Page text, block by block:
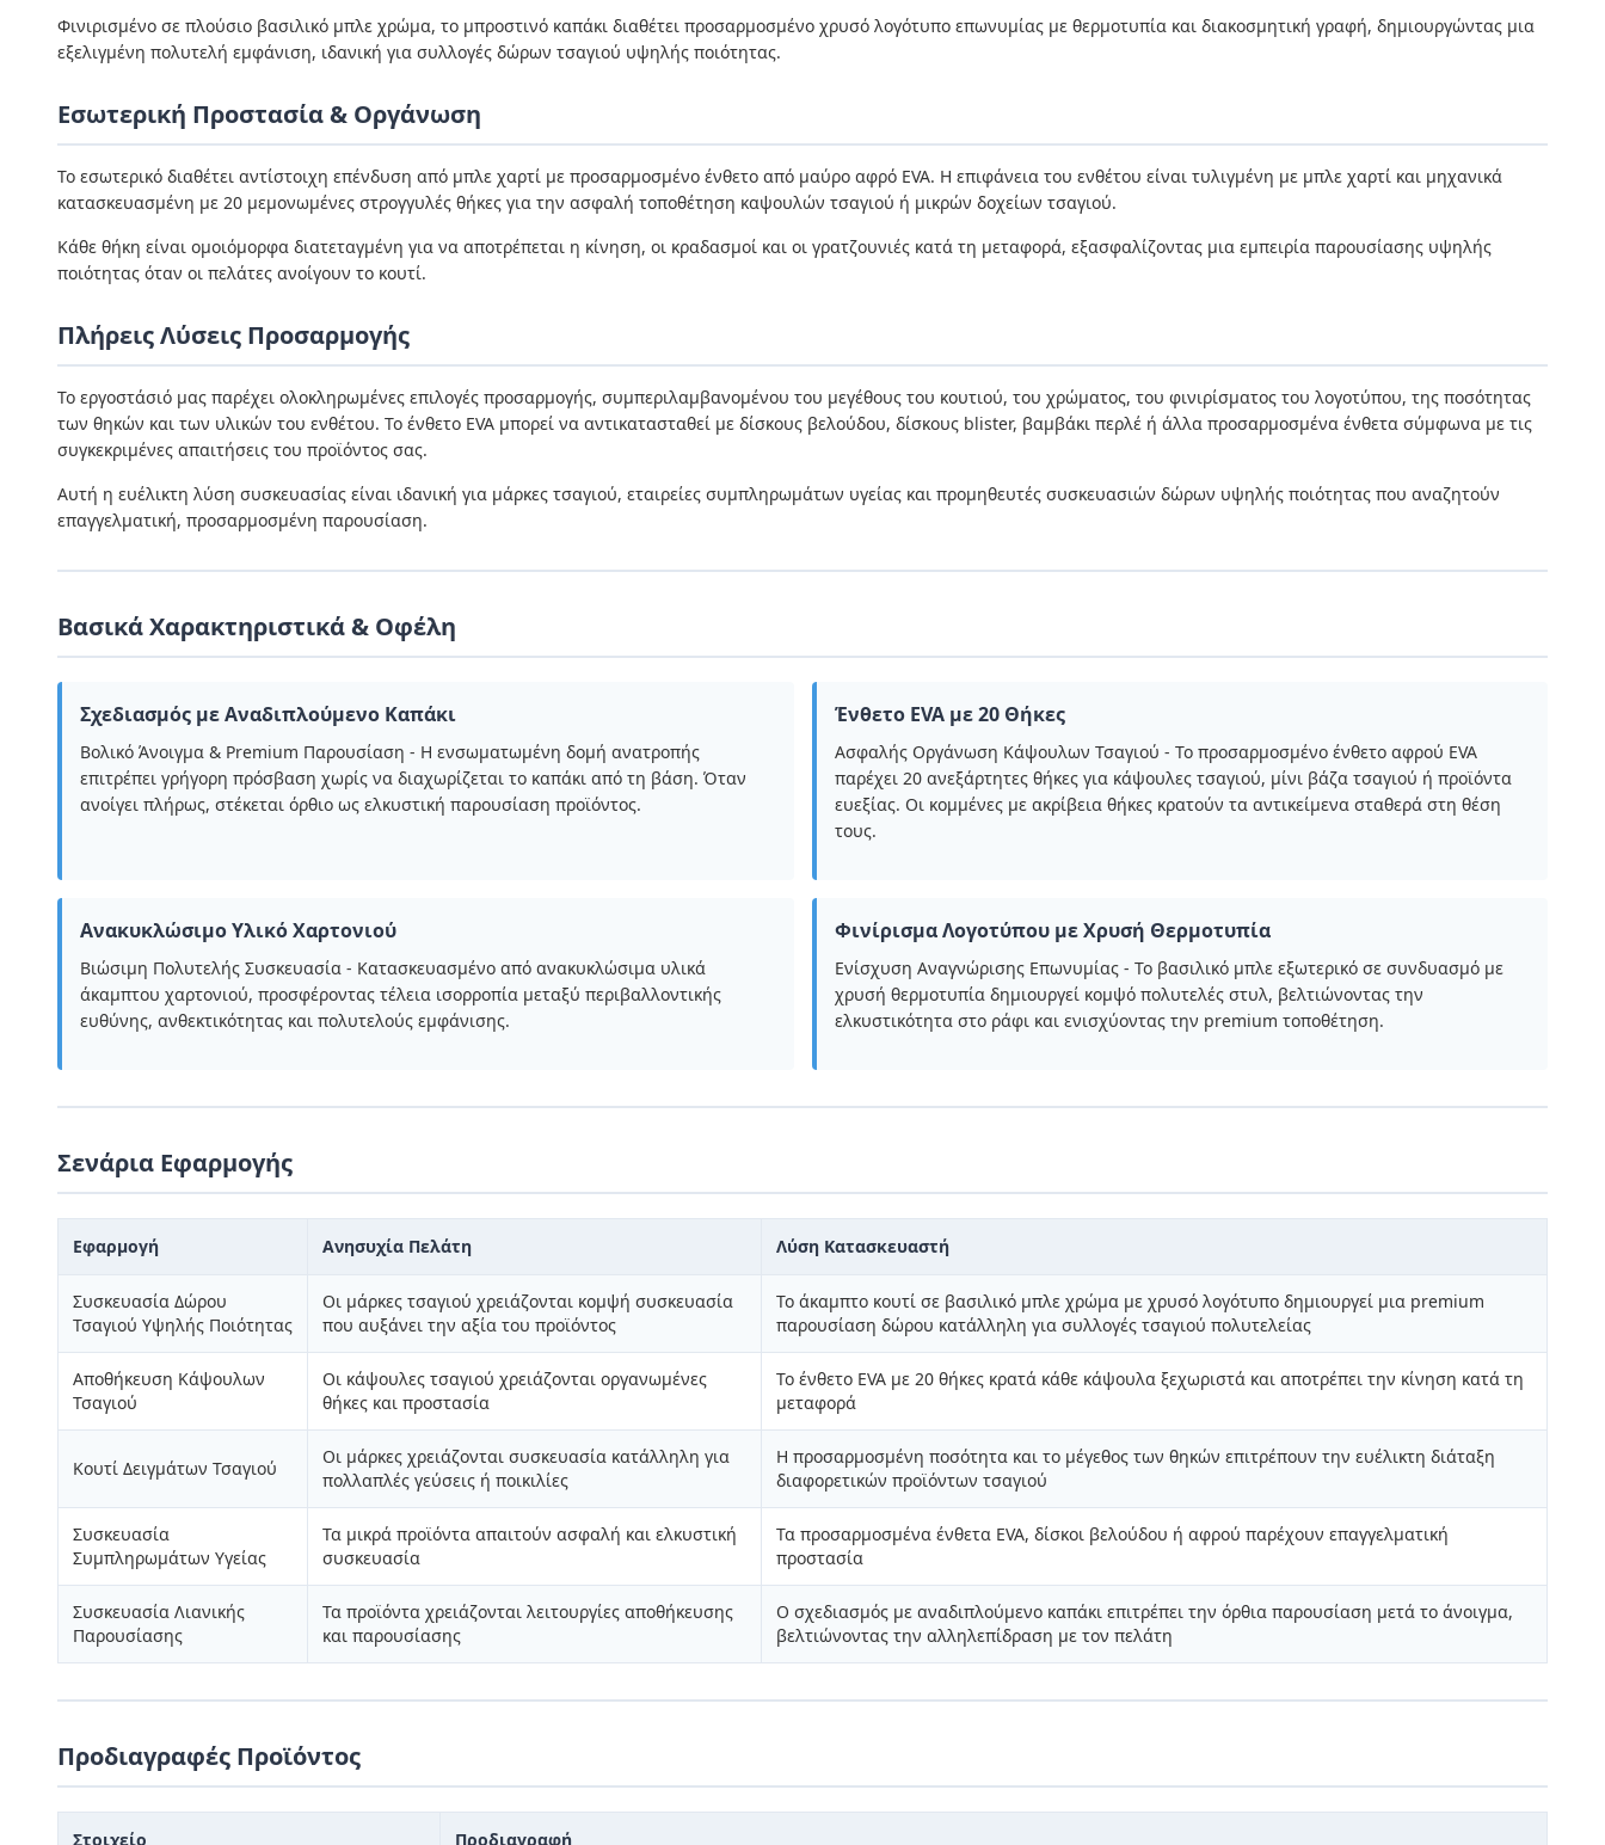
Φινιρισμένο σε πλούσιο βασιλικό μπλε χρώμα, το μπροστινό καπάκι διαθέτει προσαρμοσμένο χρυσό λογότυπο επωνυμίας με θερμοτυπία και διακοσμητική γραφή, δημιουργώντας μια
εξελιγμένη πολυτελή εμφάνιση, ιδανική για συλλογές δώρων τσαγιού υψηλής ποιότητας.
Εσωτερική Προστασία & Οργάνωση
Το εσωτερικό διαθέτει αντίστοιχη επένδυση από μπλε χαρτί με προσαρμοσμένο ένθετο από μαύρο αφρό EVA. Η επιφάνεια του ενθέτου είναι τυλιγμένη με μπλε χαρτί και μηχανικά
κατασκευασμένη με 20 μεμονωμένες στρογγυλές θήκες για την ασφαλή τοποθέτηση καψουλών τσαγιού ή μικρών δοχείων τσαγιού.
Κάθε θήκη είναι ομοιόμορφα διατεταγμένη για να αποτρέπεται η κίνηση, οι κραδασμοί και οι γρατζουνιές κατά τη μεταφορά, εξασφαλίζοντας μια εμπειρία παρουσίασης υψηλής
ποιότητας όταν οι πελάτες ανοίγουν το κουτί.
Πλήρεις Λύσεις Προσαρμογής
Το εργοστάσιό μας παρέχει ολοκληρωμένες επιλογές προσαρμογής, συμπεριλαμβανομένου του μεγέθους του κουτιού, του χρώματος, του φινιρίσματος του λογοτύπου, της ποσότητας
των θηκών και των υλικών του ενθέτου. Το ένθετο EVA μπορεί να αντικατασταθεί με δίσκους βελούδου, δίσκους blister, βαμβάκι περλέ ή άλλα προσαρμοσμένα ένθετα σύμφωνα με τις
συγκεκριμένες απαιτήσεις του προϊόντος σας.
Αυτή η ευέλικτη λύση συσκευασίας είναι ιδανική για μάρκες τσαγιού, εταιρείες συμπληρωμάτων υγείας και προμηθευτές συσκευασιών δώρων υψηλής ποιότητας που αναζητούν
επαγγελματική, προσαρμοσμένη παρουσίαση.
Βασικά Χαρακτηριστικά & Οφέλη
Σχεδιασμός με Αναδιπλούμενο Καπάκι
Βολικό Άνοιγμα & Premium Παρουσίαση - Η ενσωματωμένη δομή ανατροπής
επιτρέπει γρήγορη πρόσβαση χωρίς να διαχωρίζεται το καπάκι από τη βάση. Όταν
ανοίγει πλήρως, στέκεται όρθιο ως ελκυστική παρουσίαση προϊόντος.
Ένθετο EVA με 20 Θήκες
Ασφαλής Οργάνωση Κάψουλων Τσαγιού - Το προσαρμοσμένο ένθετο αφρού EVA
παρέχει 20 ανεξάρτητες θήκες για κάψουλες τσαγιού, μίνι βάζα τσαγιού ή προϊόντα
ευεξίας. Οι κομμένες με ακρίβεια θήκες κρατούν τα αντικείμενα σταθερά στη θέση
τους.
Ανακυκλώσιμο Υλικό Χαρτονιού
Βιώσιμη Πολυτελής Συσκευασία - Κατασκευασμένο από ανακυκλώσιμα υλικά
άκαμπτου χαρτονιού, προσφέροντας τέλεια ισορροπία μεταξύ περιβαλλοντικής
ευθύνης, ανθεκτικότητας και πολυτελούς εμφάνισης.
Φινίρισμα Λογοτύπου με Χρυσή Θερμοτυπία
Ενίσχυση Αναγνώρισης Επωνυμίας - Το βασιλικό μπλε εξωτερικό σε συνδυασμό με
χρυσή θερμοτυπία δημιουργεί κομψό πολυτελές στυλ, βελτιώνοντας την
ελκυστικότητα στο ράφι και ενισχύοντας την premium τοποθέτηση.
Σενάρια Εφαρμογής
Εφαρμογή Ανησυχία Πελάτη Λύση Κατασκευαστή
Συσκευασία Δώρου
Τσαγιού Υψηλής Ποιότητας
Οι μάρκες τσαγιού χρειάζονται κομψή συσκευασία
που αυξάνει την αξία του προϊόντος
Το άκαμπτο κουτί σε βασιλικό μπλε χρώμα με χρυσό λογότυπο δημιουργεί μια premium
παρουσίαση δώρου κατάλληλη για συλλογές τσαγιού πολυτελείας
Αποθήκευση Κάψουλων
Τσαγιού
Οι κάψουλες τσαγιού χρειάζονται οργανωμένες
θήκες και προστασία
Το ένθετο EVA με 20 θήκες κρατά κάθε κάψουλα ξεχωριστά και αποτρέπει την κίνηση κατά τη
μεταφορά
Κουτί Δειγμάτων Τσαγιού
Οι μάρκες χρειάζονται συσκευασία κατάλληλη για
πολλαπλές γεύσεις ή ποικιλίες
Η προσαρμοσμένη ποσότητα και το μέγεθος των θηκών επιτρέπουν την ευέλικτη διάταξη
διαφορετικών προϊόντων τσαγιού
Συσκευασία
Συμπληρωμάτων Υγείας
Τα μικρά προϊόντα απαιτούν ασφαλή και ελκυστική
συσκευασία
Τα προσαρμοσμένα ένθετα EVA, δίσκοι βελούδου ή αφρού παρέχουν επαγγελματική
προστασία
Συσκευασία Λιανικής
Παρουσίασης
Τα προϊόντα χρειάζονται λειτουργίες αποθήκευσης
και παρουσίασης
Ο σχεδιασμός με αναδιπλούμενο καπάκι επιτρέπει την όρθια παρουσίαση μετά το άνοιγμα,
βελτιώνοντας την αλληλεπίδραση με τον πελάτη
Προδιαγραφές Προϊόντος
Στοιχείο Προδιαγραφή